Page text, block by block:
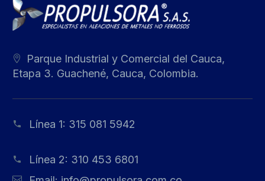
Parque Industrial y Comercial del Cauca,
Etapa 3. Guachené, Cauca, Colombia.
Línea 1: 315 081 5942
Línea 2: 310 453 6801